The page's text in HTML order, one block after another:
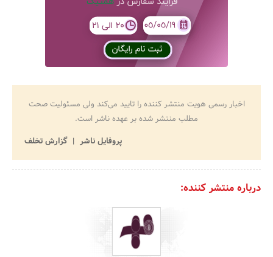
اخبار رسمی هویت منتشر کننده را تایید می‌کند ولی مسئولیت صحت
مطلب منتشر شده بر عهده ناشر است.
پروفایل ناشر
گزارش تخلف
درباره منتشر کننده: